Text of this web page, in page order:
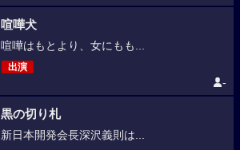
喧嘩犬
喧嘩はもとより、女にもも...
出演
-
黒の切り札
新日本開発会長深沢義則は...